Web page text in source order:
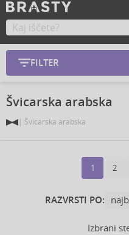
FILTER
Švicarska arabska
Švicarska arabska
1 2
RAZVRSTI PO:
Izbrani